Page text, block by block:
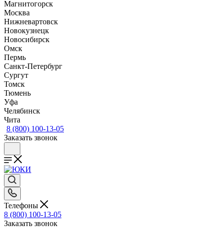
Магнитогорск
Москва
Нижневартовск
Новокузнецк
Новосибирск
Омск
Пермь
Санкт-Петербург
Сургут
Томск
Тюмень
Уфа
Челябинск
Чита
8 (800) 100-13-05
Заказать звонок
Телефоны
8 (800) 100-13-05
Заказать звонок